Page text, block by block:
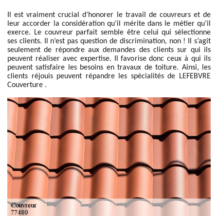
Il est vraiment crucial d’honorer le travail de couvreurs et de
leur accorder la considération qu’il mérite dans le métier qu’il
exerce. Le couvreur parfait semble être celui qui sélectionne
ses clients. Il n’est pas question de discrimination, non ! Il s’agit
seulement de répondre aux demandes des clients sur qui ils
peuvent réaliser avec expertise. Il favorise donc ceux à qui ils
peuvent satisfaire les besoins en travaux de toiture. Ainsi, les
clients réjouis peuvent répandre les spécialités de LEFEBVRE
Couverture .